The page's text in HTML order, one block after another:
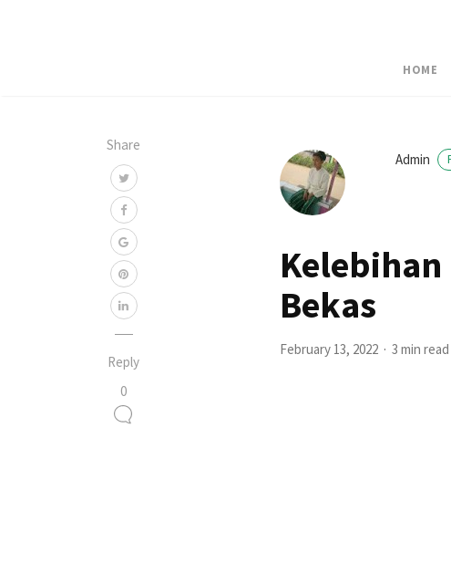
HOME
Share
Reply
0
Admin
Kelebihan
Bekas
February 13, 2022 3 min read